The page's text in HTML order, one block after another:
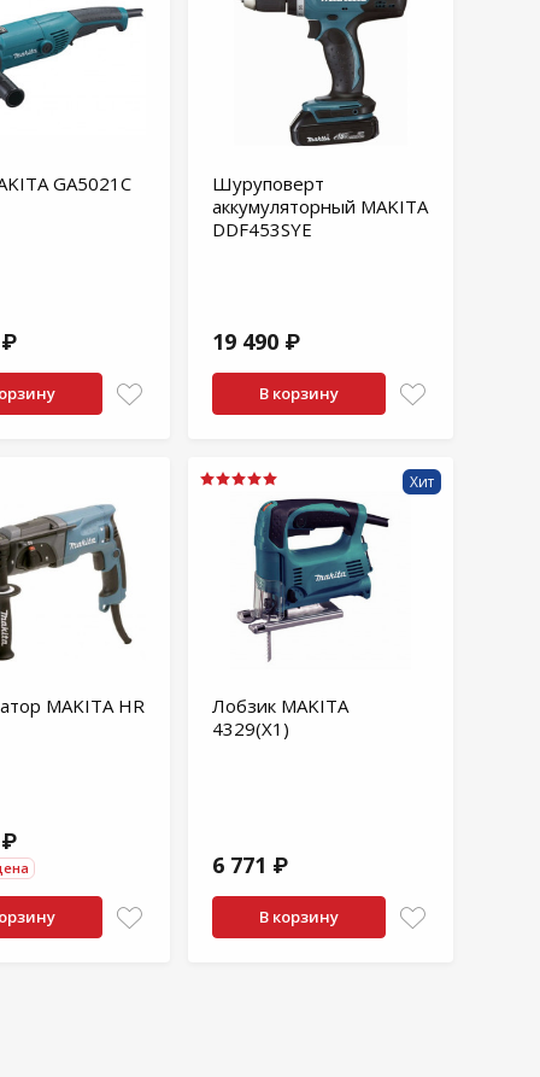
GA5021C
Шуруповерт
аккумуляторный MAKITA
DDF453SYE
19 490 ₽
В корзину
MAKITA HR
Хит
Лобзик MAKITA
4329(Х1)
6 771 ₽
В корзину